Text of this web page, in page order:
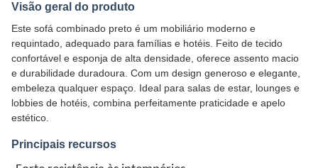
Visão geral do produto
Este sofá combinado preto é um mobiliário moderno e
requintado, adequado para famílias e hotéis. Feito de tecido
confortável e esponja de alta densidade, oferece assento macio
e durabilidade duradoura. Com um design generoso e elegante,
embeleza qualquer espaço. Ideal para salas de estar, lounges e
lobbies de hotéis, combina perfeitamente praticidade e apelo
estético.
Principais recursos